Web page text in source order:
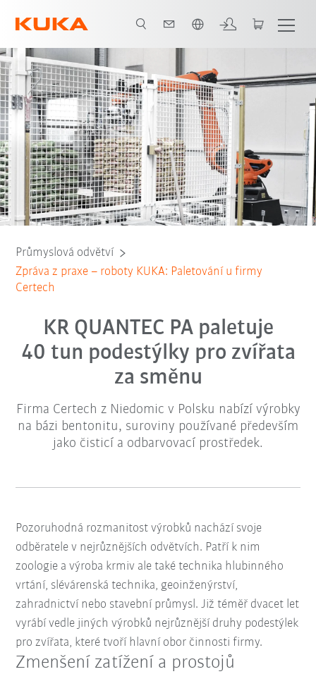
Všichni systémoví partneři
Průmyslová odvětví
Zpráva z praxe – roboty KUKA: Paletování u firmy
Certech
KR QUANTEC PA paletuje
40 tun podestýlky pro zvířata
za směnu
Firma Certech z Niedomic v Polsku nabízí výrobky
na bázi bentonitu, suroviny používané především
jako čisticí a odbarvovací prostředek.
Pozoruhodná rozmanitost výrobků nachází svoje
odběratele v nejrůznějších odvětvích. Patří k nim
zoologie a výroba krmiv ale také technika hlubinného
vrtání, slévárenská technika, geoinženýrství,
zahradnictví nebo stavební průmysl. Již téměř dvacet let
vyrábí vedle jiných výrobků nejrůznější druhy podestýlek
pro zvířata, které tvoří hlavní obor činnosti firmy.
Zmenšení zatížení a prostojů